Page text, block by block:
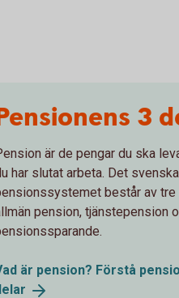
3
är de pengar du ska
har slutat arbeta. Det svenska
består av tre
pension, tjänstepension
är pension? Förstå